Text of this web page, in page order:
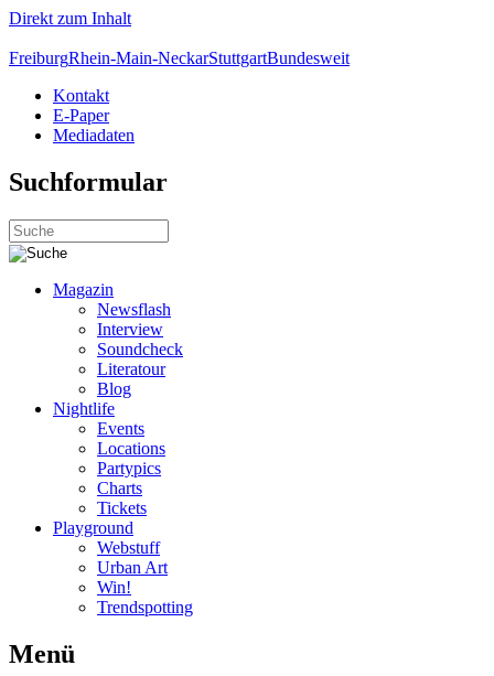
Direkt zum Inhalt
FreiburgRhein-Main-NeckarStuttgartBundesweit
Kontakt
E-Paper
Mediadaten
Suchformular
Magazin
Newsflash
Interview
Soundcheck
Literatour
Blog
Nightlife
Events
Locations
Partypics
Charts
Tickets
Playground
Webstuff
Urban Art
Win!
Trendspotting
Menü